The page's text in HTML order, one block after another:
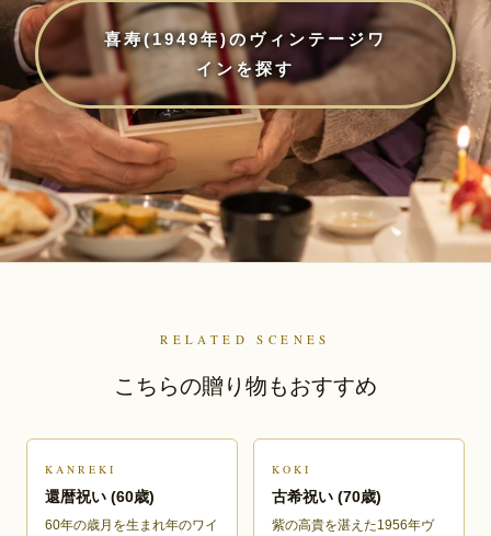
喜寿(1949年)のヴィンテージワ
インを探す
RELATED SCENES
こちらの贈り物もおすすめ
KANREKI
還暦祝い (60歳)
60年の歳月を生まれ年のワイ
KOKI
古希祝い (70歳)
紫の高貴を湛えた1956年ヴ